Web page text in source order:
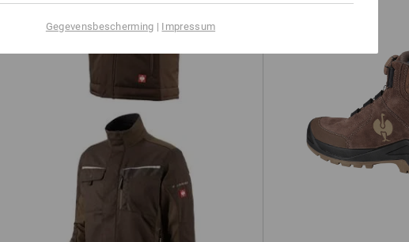
O2 Werkschoenen
Softshell-bodywarmer e.s.motion
Werkjack e.s.motion
Gegevensbescherming | Impressum